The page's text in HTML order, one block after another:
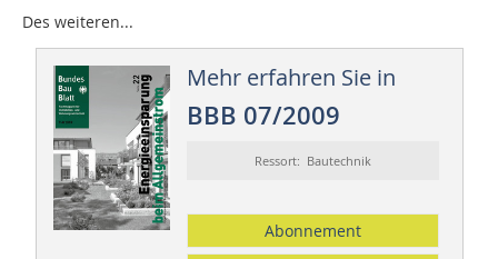
Des weiteren...
Mehr erfahren Sie in
BBB 07/2009
Ressort: Bautechnik
Abonnement